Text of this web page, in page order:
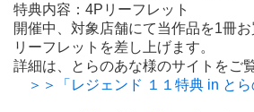
特典内容：4Pリーフレット
開催中、対象店舗にて当作品を1冊
リーフレットを差し上げます。
詳細は、とらのあな様のサイトをご
＞＞「レジェンド １１特典 in とら